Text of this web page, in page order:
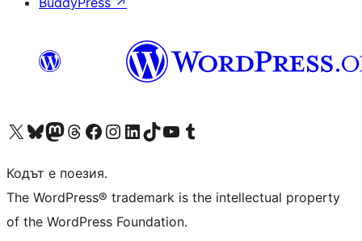
Visit our X (formerly Twitter) account
Visit our Bluesky account
Visit our Mastodon account
Visit our Threads account
Посетете нашата страница във Facebook
Посетете нашия профил в Instagram
Посетете нашия профил в LinkedIn
Visit our TikTok account
Visit our YouTube channel
Visit our Tumblr account
Кодът е поезия.
The WordPress® trademark is the intellectual property
of the WordPress Foundation.